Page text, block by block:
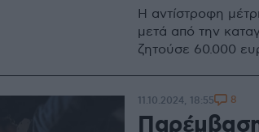
Η αντίστροφη
μετά από την
ζητούσε 60.000
11.10.2024, 18:55 8